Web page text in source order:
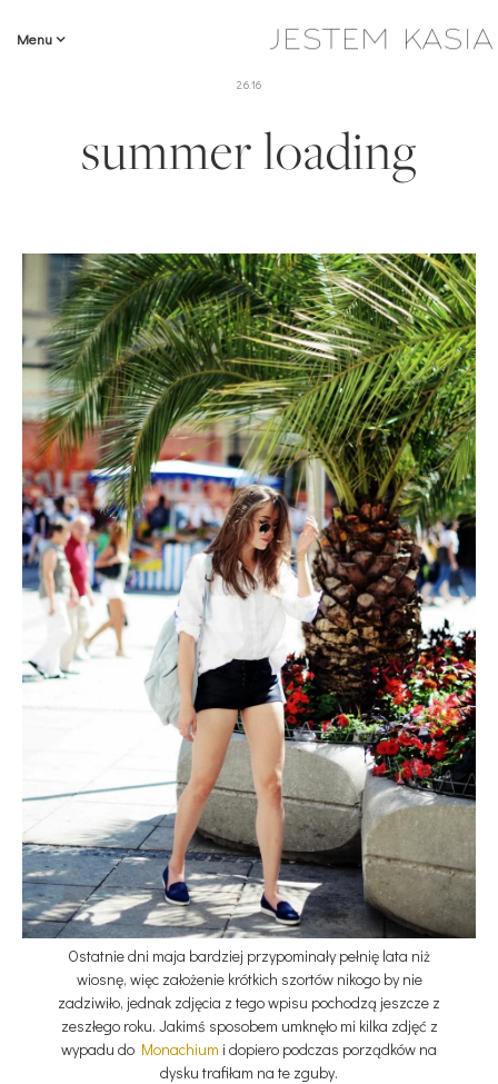
Menu
2.6.16
summer loading
Ostatnie dni maja bardziej przypominały pełnię lata niż
wiosnę, więc założenie krótkich szortów nikogo by nie
zadziwiło, jednak zdjęcia z tego wpisu pochodzą jeszcze z
zeszłego roku. Jakimś sposobem umknęło mi kilka zdjęć z
wypadu do Monachium i dopiero podczas porządków na
dysku trafiłam na te zguby.